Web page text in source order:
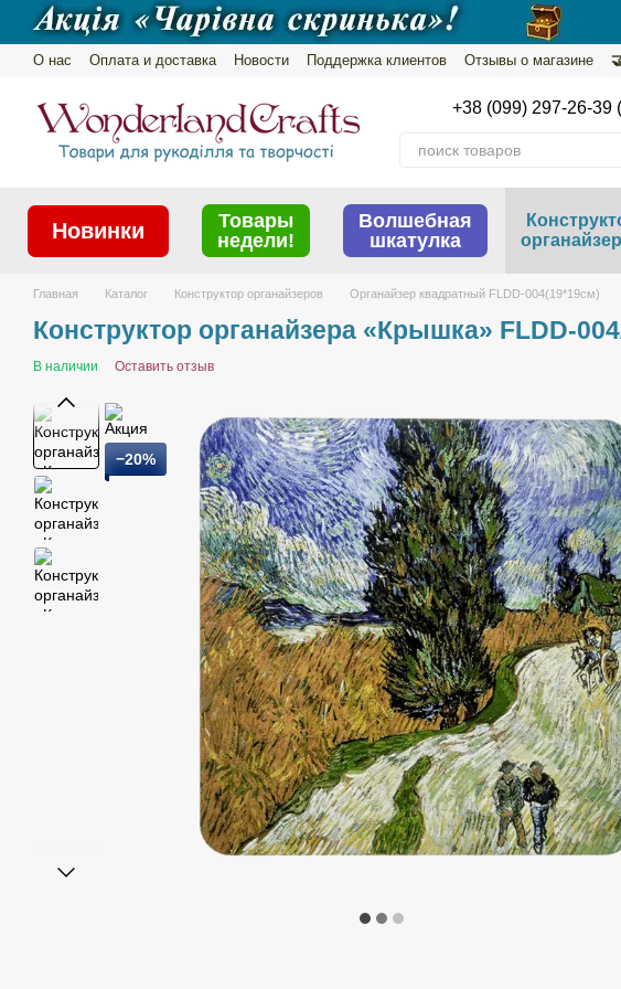
Перейти к основному контенту
О нас Оплата и доставка Новости Поддержка клиентов Отзывы о магазине
+38 (099) 297-26-39
Новинки
Товары
недели!
Волшебная
шкатулка
Главная Каталог Конструктор органайзеров Органайзер квадратный FLDD-004(19*19см)
Конструктор органайзера «Крышка» FLDD-
В наличии Оставить отзыв
−20%